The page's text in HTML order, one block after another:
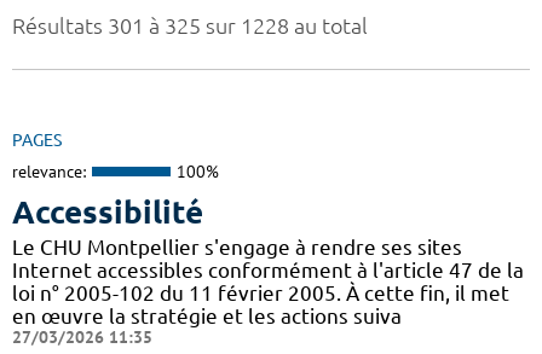
Résultats 301 à 325 sur 1228 au total
PAGES
relevance: 100%
Accessibilité
Le CHU Montpellier s'engage à rendre ses sites
Internet accessibles conformément à l'article 47 de la
loi n° 2005-102 du 11 février 2005. À cette fin, il met
en œuvre la stratégie et les actions suiva
27/03/2026 11:35